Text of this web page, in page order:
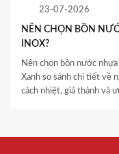
23-07-2026
NÊN CHỌN BỒN
INOX?
Nên chọn bồn nước
Xanh so sánh chi tiết về
cách nhiệt, giá thành và